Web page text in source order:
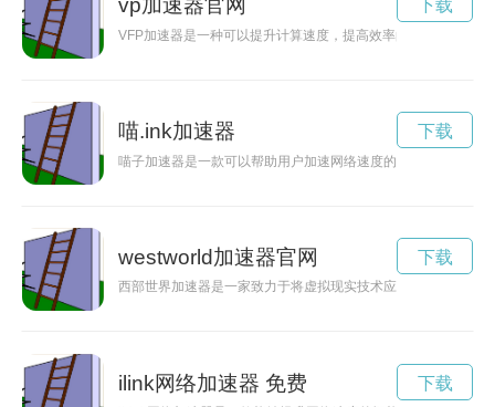
vp加速器官网
VFP加速器是一种可以提升计算速度，提高效率的工具。它能
下载
喵.ink加速器
喵子加速器是一款可以帮助用户加速网络速度的工具，但是很
下载
westworld加速器官网
西部世界加速器是一家致力于将虚拟现实技术应用于创新体验
下载
ilink网络加速器 免费 下载